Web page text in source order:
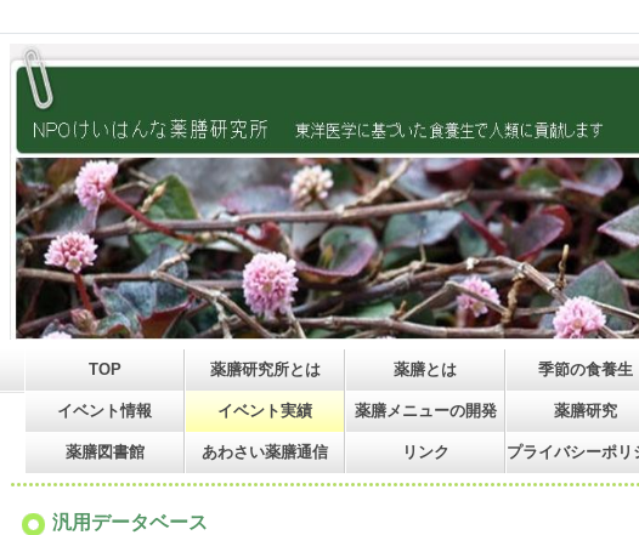
TOP 薬膳研究所とは 薬膳とは 季節の食養生
イベント情報 イベント実績 薬膳メニューの開発 薬膳研究
薬膳図書館 あわさい薬膳通信 リンク プライバシーポリ
汎用データベース